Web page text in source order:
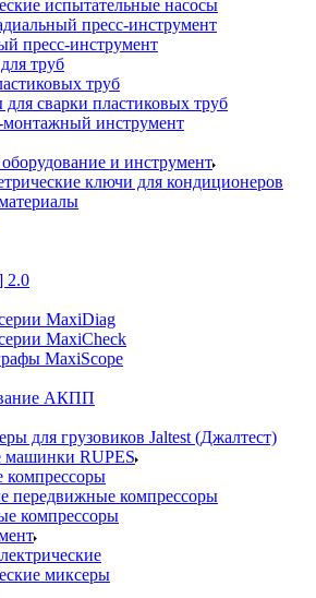
испытательные насосы
пресс-инструмент
пресс-инструмент
труб
труб
сварки пластиковых труб
монтажный инструмент
и инструмент
ключи для кондиционеров
2.0
MaxiDiag
MaxiCheck
MaxiScope
АКПП
для грузовиков Jaltest (Джалтест)
RUPES
компрессоры
передвижные компрессоры
компрессоры
миксеры